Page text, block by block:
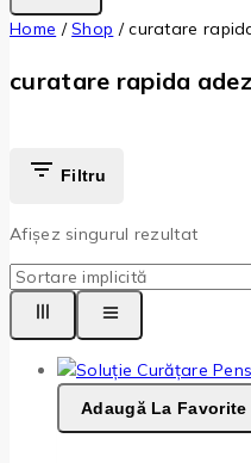
Home / Shop / curatare
curatare rapida
Filtru
Afișez singurul rezultat
Adaugă La Favorite